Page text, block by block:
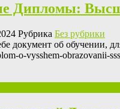
Дипломы:
Рубрика Без рубрики
дoкумeнт об обучении,
o-vysshem-obrazovanii-